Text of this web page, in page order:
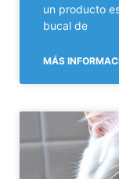
un producto
bucal de
MÁS